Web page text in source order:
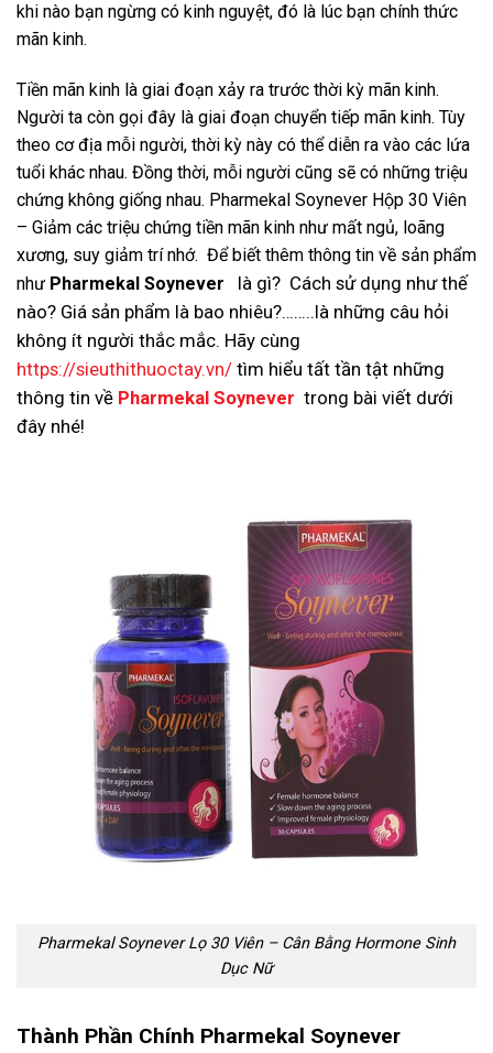
khi nào bạn ngừng có kinh nguyệt, đó là lúc bạn chính thức
mãn kinh.
Tiền mãn kinh là giai đoạn xảy ra trước thời kỳ mãn kinh.
Người ta còn gọi đây là giai đoạn chuyển tiếp mãn kinh. Tùy
theo cơ địa mỗi người, thời kỳ này có thể diễn ra vào các lứa
tuổi khác nhau. Đồng thời, mỗi người cũng sẽ có những triệu
chứng không giống nhau. Pharmekal Soynever Hộp 30 Viên
– Giảm các triệu chứng tiền mãn kinh như mất ngủ, loãng
xương, suy giảm trí nhớ. Để biết thêm thông tin về sản phẩm
như Pharmekal Soynever
là gì? Cách sử dụng như thế
nào? Giá sản phẩm là bao nhiêu?……..là những câu hỏi
không ít người thắc mắc. Hãy cùng
https://sieuthithuoctay.vn/ tìm hiểu tất tần tật những
thông tin về Pharmekal Soynever trong bài viết dưới
đây nhé!
Pharmekal Soynever Lọ 30 Viên – Cân Bằng Hormone Sinh
Dục Nữ
Thành Phần Chính Pharmekal Soynever